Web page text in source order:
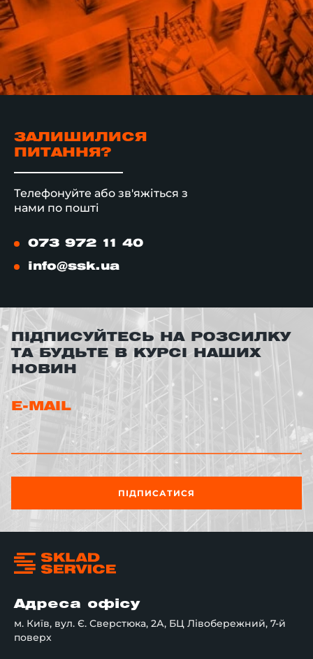
ЗАЛИШИЛИСЯ
ПИТАННЯ?
Телефонуйте або зв'яжіться з
нами по пошті
073 972 11 40
info@ssk.ua
ПІДПИСУЙТЕСЬ НА РОЗСИЛКУ
ТА БУДЬТЕ В КУРСІ НАШИХ
НОВИН
E-MAIL
ПІДПИСАТИСЯ
Адреса офісу
м. Київ, вул. Є. Сверстюка, 2А, БЦ Лівобережний, 7-й
поверх